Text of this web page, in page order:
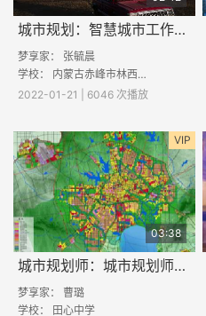
城市规划：智慧城市工作情况
梦享家： 张毓晨
学校： 内蒙古赤峰市林西县职业中学
2022-01-21 | 6046 次播放
VIP
03:38
城市规划师：城市规划师的酷与苦
梦享家： 曹璐
学校： 田心中学